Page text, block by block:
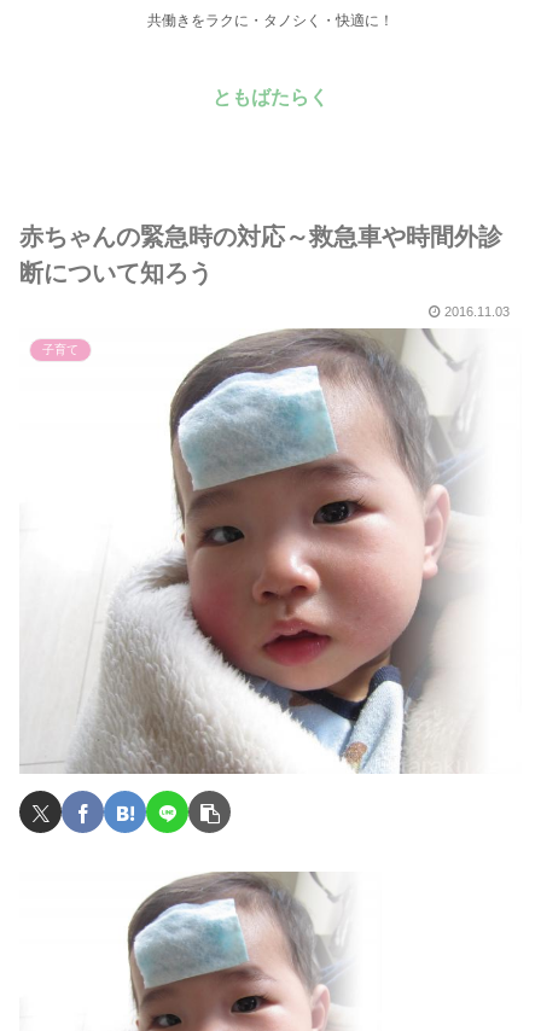
共働きをラクに・タノシく・快適に！
ともばたらく
赤ちゃんの緊急時の対応～救急車や時間外診
断について知ろう
2016.11.03
子育て